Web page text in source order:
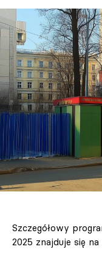
Szczegółowy
2025 znajduje się